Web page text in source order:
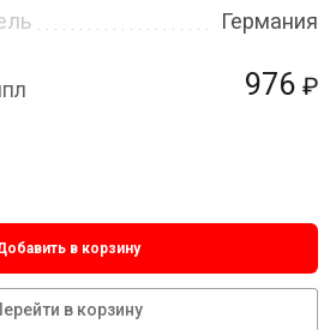
976 ₽
Германия
в корзину
в корзину